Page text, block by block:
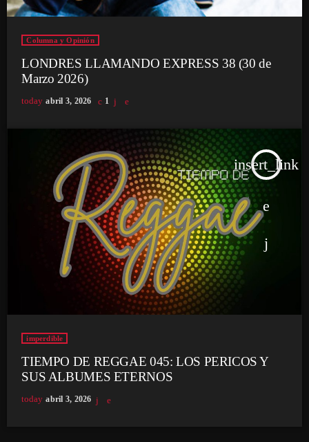
Columna y Opinión
LONDRES LLAMANDO EXPRESS 38 (30 de
Marzo 2026)
today abril 3, 2026 1
insert_link
imperdible
TIEMPO DE REGGAE 045: LOS PERICOS Y
SUS ALBUMES ETERNOS
today abril 3, 2026